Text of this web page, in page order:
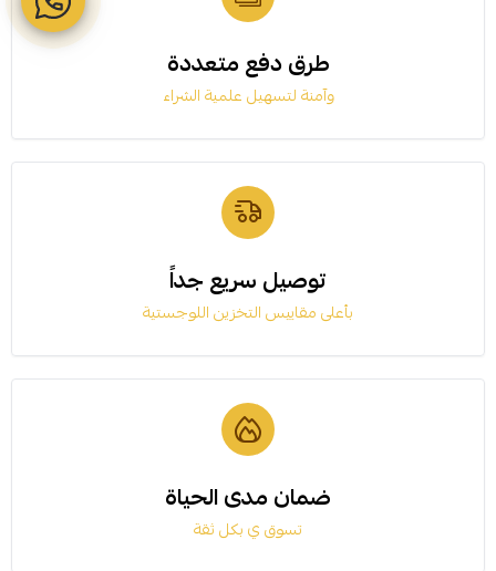
طرق دفع متعددة
وآمنة لتسهيل علمية الشراء
توصيل سريع جداً
بأعلى مقاييس التخزين اللوجستية
ضمان مدى الحياة
تسوق ي بكل ثقة